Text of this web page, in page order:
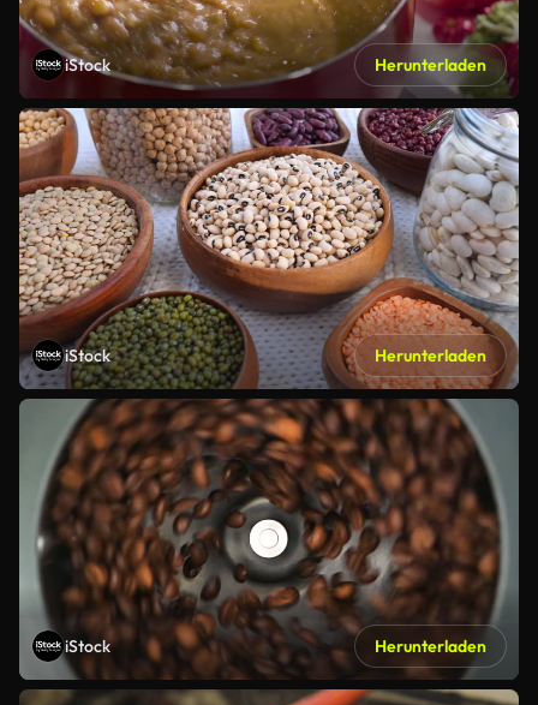
iStock Herunterladen
iStock Herunterladen
iStock Herunterladen